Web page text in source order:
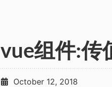
vue组件:传
October 12, 2018